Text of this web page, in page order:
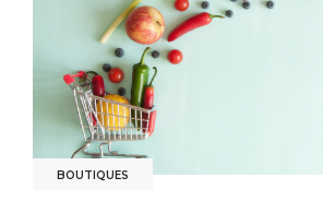
BOUTIQUES